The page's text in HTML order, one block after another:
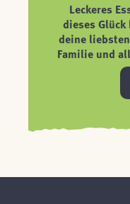
Leckeres
dieses
deine
Familie und